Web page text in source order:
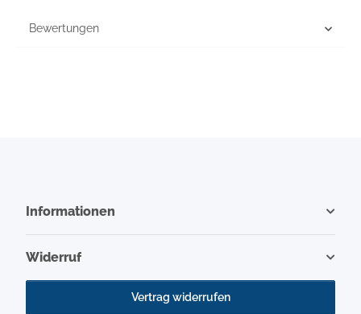
Bewertungen
Informationen
Widerruf
Vertrag widerrufen